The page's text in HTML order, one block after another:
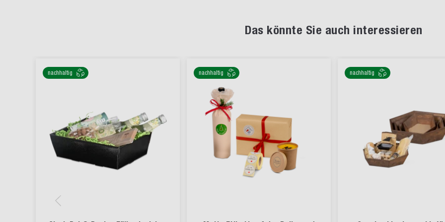
Das könnte Sie auch interessieren
nachhaltig nachhaltig nachhaltig